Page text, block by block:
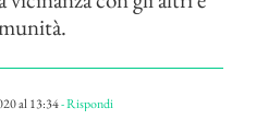
al 13:34- Rispondi